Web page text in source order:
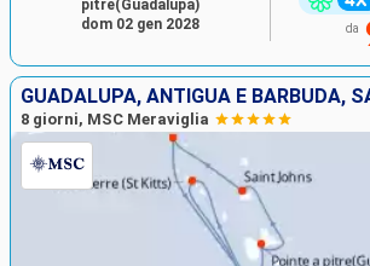
da
pitre(Guadalupa)
dom 02 gen 2028
8 giorni, MSC Meraviglia